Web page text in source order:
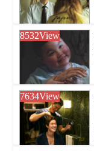
8532View
7634View